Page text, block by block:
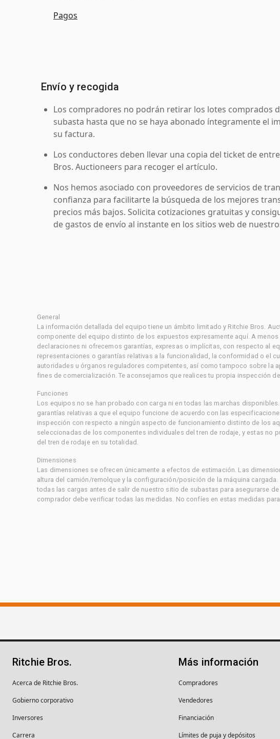
Pagos
Envío y recogida
Los compradores no podrán retirar los lotes comprados
subasta hasta que no se haya abonado íntegramente el
su factura.
Los conductores deben llevar una copia del ticket de
Bros. Auctioneers para recoger el artículo.
Nos hemos asociado con proveedores de servicios de
confianza para facilitarte la búsqueda de los mejores
precios más bajos. Solicita cotizaciones gratuitas y
de gastos de envío al instante en los sitios web de
General
La información detallada del equipo tiene un ámbito limitado y Ritchie Bros.
componente del equipo distinto de los expuestos expresamente aquí. A
declaraciones ni ofrecemos garantías, expresas o implícitas, con respecto al
representaciones o garantías relativas a la funcionalidad, la conformidad o el
autoridades u órganos reguladores competentes, así como tampoco sobre la
fines de comercialización. Te aconsejamos que realices tu propia inspección
Funciones
Los equipos no se han probado con carga ni en todas las marchas
garantías relativas a que el equipo funcione de acuerdo con las
inspección con respecto a ningún aspecto de funcionamiento distinto de los
seleccionadas de los componentes individuales del tren de rodaje, y estas no
del tren de rodaje en su totalidad.
Dimensiones
Las dimensiones se ofrecen únicamente a efectos de estimación. Las
altura del camión/remolque y la configuración/posición de la máquina
todas las cargas antes de salir de nuestro sitio de subastas para asegurarse
comprador debe verificar todas las medidas. No confíes en estas medidas
Ritchie Bros.
Acerca de Ritchie Bros.
Gobierno corporativo
Inversores
Carrera
Más información
Compradores
Vendedores
Financiación
Límites de puja y depósitos